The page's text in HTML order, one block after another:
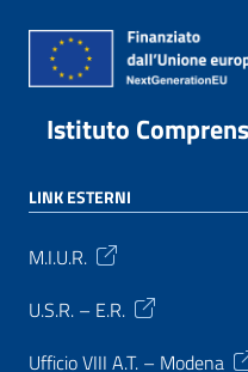
Istituto
LINK ESTERNI
M.I.U.R.
U.S.R. – E.R.
Ufficio VIII A.T. – Modena